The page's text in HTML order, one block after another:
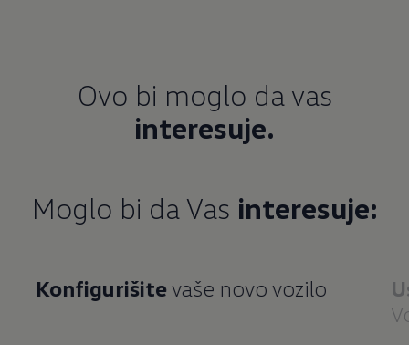
Ovo bi moglo da vas
interesuje.
Moglo bi da Vas interesuje:
Konfigurišitevaše novo vozilo